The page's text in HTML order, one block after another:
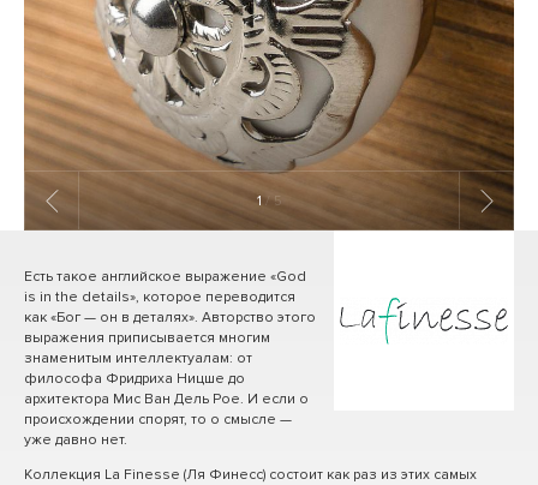
1 / 5
Есть такое английское выражение «God
is in the details», которое переводится
как «Бог — он в деталях». Авторство этого
выражения приписывается многим
знаменитым интеллектуалам: от
философа Фридриха Ницше до
архитектора Мис Ван Дель Рое. И если о
происхождении спорят, то о смысле —
уже давно нет.
Коллекция La Finesse (Ля Финесс) состоит как раз из этих самых